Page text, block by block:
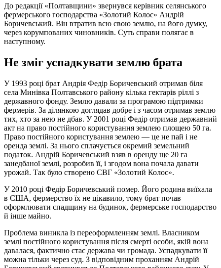
До редакції «Полтавщини» звернувся керівник селянського
фермерського господарства «Золотий Колос» Андрій
Боричевський. Він втратив всю свою землю, на його думку,
через корумпованих чиновників. Суть справи полягає в
наступному.
Не зміг успадкувати землю брата
У 1993 році брат Андрія Федір Боричевський отримав біля
села Минівка Полтавського району кілька гектарів ріллі з
державного фонду. Землю давали за програмою підтримки
фермерів. За ділянкою доглядав добре і з часом отримав землю
тих, хто за нею не дбав. У 2001 році Федір отримав державний
акт на право постійного користування землею площею 50 га.
Право постійного користування землею — це не пай і не
оренда землі. За нього сплачується окремий земельний
податок. Андрій Боричевський взяв в оренду ще 20 га
занедбаної землі, розробив її, і згодом вона почала давати
урожай. Так було створено СВГ «Золотий Колос».
У 2010 році Федір Боричевський помер. Його родина виїхала
в США, фермерство їх не цікавило, тому брат почав
оформлювати спадщину на будинок, фермерське господарство
й інше майно.
Проблема виникла із переоформленням землі. Власником
землі постійного користування після смерті особи, якій вона
давалася, фактично стає держава чи громада. Успадкувати її
можна тільки через суд. З відповідним проханням Андрій